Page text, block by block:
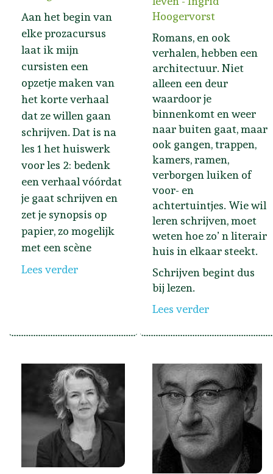
Aan het begin van
elke prozacursus
laat ik mijn
cursisten een
opzetje maken van
het korte verhaal
dat ze willen gaan
schrijven. Dat is na
les 1 het huiswerk
voor les 2: bedenk
een verhaal vóórdat
je gaat schrijven en
zet je synopsis op
papier, zo mogelijk
met een scène
Lees verder
Hoogervorst
Romans, en ook
verhalen, hebben een
architectuur. Niet
alleen een deur
waardoor je
binnenkomt en weer
naar buiten gaat, maar
ook gangen, trappen,
kamers, ramen,
verborgen luiken of
voor- en
achtertuintjes. Wie wil
leren schrijven, moet
weten hoe zo’ n literair
huis in elkaar steekt.
Schrijven begint dus
bij lezen.
Lees verder